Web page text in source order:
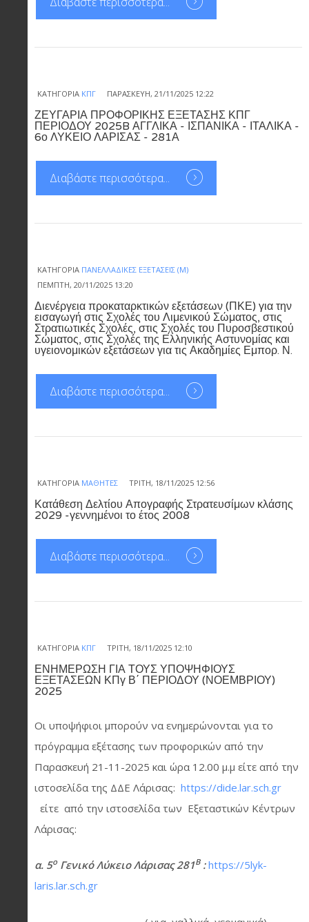
ΚΑΤΗΓΟΡΊΑ ΚΠΓ ΠΑΡΑΣΚΕΥΉ, 21/11/2025 12:22
ΖΕΥΓΑΡΙΑ ΠΡΟΦΟΡΙΚΗΣ ΕΞΕΤΑΣΗΣ ΚΠΓ
ΠΕΡΙΟΔΟΥ 2025B ΑΓΓΛΙΚΑ - ΙΣΠΑΝΙΚΑ - ΙΤΑΛΙΚΑ -
6ο ΛΥΚΕΙΟ ΛΑΡΙΣΑΣ - 281Α
Διαβάστε περισσότερα...
ΚΑΤΗΓΟΡΊΑ ΠΑΝΕΛΛΑΔΙΚΈΣ ΕΞΕΤΆΣΕΙΣ (Μ)
ΠΈΜΠΤΗ, 20/11/2025 13:20
Διενέργεια προκαταρκτικών εξετάσεων (ΠΚΕ) για την
εισαγωγή στις Σχολές του Λιμενικού Σώματος, στις
Στρατιωτικές Σχολές, στις Σχολές του Πυροσβεστικού
Σώματος, στις Σχολές της Ελληνικής Αστυνομίας και
υγειονομικών εξετάσεων για τις Ακαδημίες Εμπορ. Ν.
Διαβάστε περισσότερα...
ΚΑΤΗΓΟΡΊΑ ΜΑΘΗΤΈΣ ΤΡΊΤΗ, 18/11/2025 12:56
Κατάθεση Δελτίου Απογραφής Στρατευσίμων κλάσης
2029 -γεννημένοι το έτος 2008
Διαβάστε περισσότερα...
ΚΑΤΗΓΟΡΊΑ ΚΠΓ ΤΡΊΤΗ, 18/11/2025 12:10
ΕΝΗΜΕΡΩΣΗ ΓΙΑ ΤΟΥΣ ΥΠΟΨΗΦΙΟΥΣ
ΕΞΕΤΑΣΕΩΝ ΚΠγ Β΄ ΠΕΡΙΟΔΟΥ (ΝΟΕΜΒΡΙΟΥ)
2025
Οι υποψήφιοι μπορούν να ενημερώνονται για το
πρόγραμμα εξέτασης των προφορικών από την
Παρασκευή 21-11-2025 και ώρα 12.00 μ.μ είτε από την
ιστοσελίδα της ΔΔΕ Λάρισας: https://dide.lar.sch.gr
είτε από την ιστοσελίδα των Εξεταστικών Κέντρων
Λάρισας:
α. 5οΓενικό Λύκειο Λάρισας 281Β:https://5lyk-
laris.lar.sch.gr